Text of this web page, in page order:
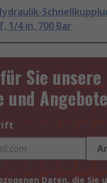
1/4 in, 700 Bar
Sie unsere
und Angebote
Daten, die Sie